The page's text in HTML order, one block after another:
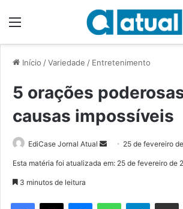
Início /Variedade / Entretenimento
5 orações
causas impossíveis
EdiCase Jornal Atual
e
25 de fevereiro
Esta matéria foi atualizada em: 25 de fevereiro de
3 minutos de leitura
Telegram